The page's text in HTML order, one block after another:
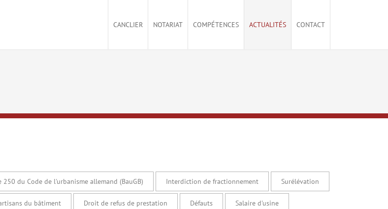
CANCLIER NOTARIAT COMPÉTENCES ACTUALITÉS CONTACT
250 du Code de l'urbanisme allemand (BauGB) Interdiction de fractionnement Surélévation
du bâtiment Droit de refus de prestation Défauts Salaire d'usine